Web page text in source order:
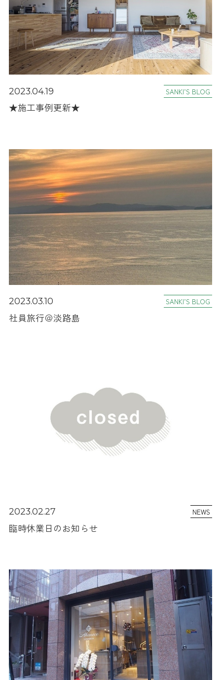
2023.04.19 SANKI’S BLOG
★施工事例更新★
2023.03.10 SANKI’S BLOG
社員旅行＠淡路島
2023.02.27 NEWS
臨時休業日のお知らせ